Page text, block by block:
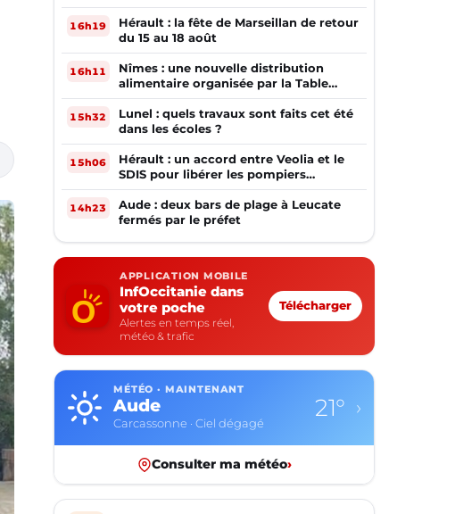
16h19
Hérault : la fête de Marseillan de retour
du 15 au 18 août
16h11
Nîmes : une nouvelle distribution
alimentaire organisée par la Table
Ouverte
15h32
Lunel : quels travaux sont faits cet été
dans les écoles ?
15h06
Hérault : un accord entre Veolia et le
SDIS pour libérer les pompiers
volontaires
14h23
Aude : deux bars de plage à Leucate
fermés par le préfet
APPLICATION MOBILE
InfOccitanie dans
votre poche
Alertes en temps réel,
météo & trafic
Télécharger
MÉTÉO · MAINTENANT
Aveyron
Rodez · Ciel dégagé
15° ›
Consulter ma météo›